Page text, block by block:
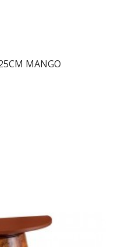
MANGO